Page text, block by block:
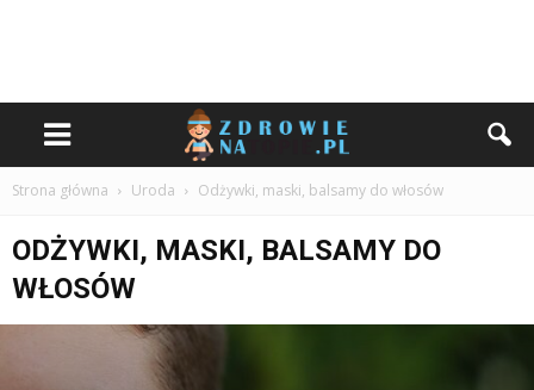
Strona główna Uroda Odżywki, maski, balsamy do włosów
ODŻYWKI, MASKI, BALSAMY DO
WŁOSÓW